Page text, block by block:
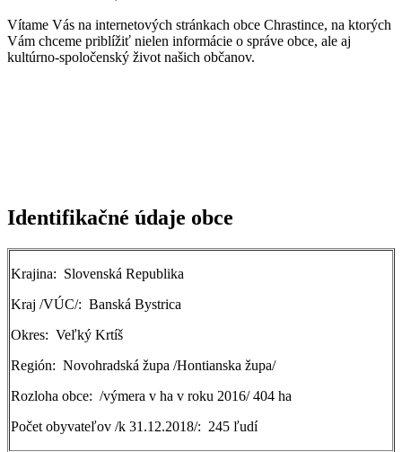
Vítame Vás na internetových stránkach obce Chrastince, na ktorých
Vám chceme priblížiť nielen informácie o správe obce, ale aj
kultúrno-spoločenský život našich občanov.
Identifikačné údaje obce
Krajina: Slovenská Republika
Kraj /VÚC/: Banská Bystrica
Okres: Veľký Krtíš
Región: Novohradská župa /Hontianska župa/
Rozloha obce: /výmera v ha v roku 2016/ 404 ha
Počet obyvateľov /k 31.12.2018/: 245 ľudí